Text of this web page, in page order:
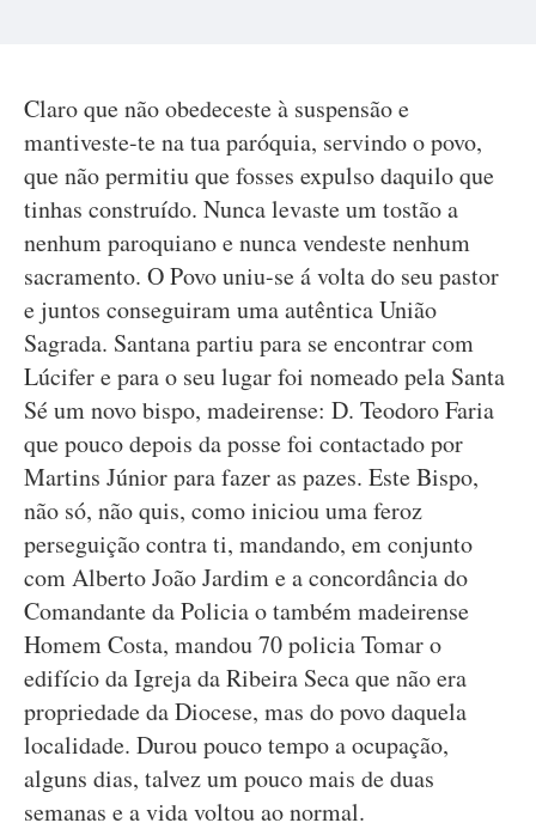
Claro que não obedeceste à suspensão e
mantiveste-te na tua paróquia, servindo o povo,
que não permitiu que fosses expulso daquilo que
tinhas construído. Nunca levaste um tostão a
nenhum paroquiano e nunca vendeste nenhum
sacramento. O Povo uniu-se á volta do seu pastor
e juntos conseguiram uma autêntica União
Sagrada. Santana partiu para se encontrar com
Lúcifer e para o seu lugar foi nomeado pela Santa
Sé um novo bispo, madeirense: D. Teodoro Faria
que pouco depois da posse foi contactado por
Martins Júnior para fazer as pazes. Este Bispo,
não só, não quis, como iniciou uma feroz
perseguição contra ti, mandando, em conjunto
com Alberto João Jardim e a concordância do
Comandante da Policia o também madeirense
Homem Costa, mandou 70 policia Tomar o
edifício da Igreja da Ribeira Seca que não era
propriedade da Diocese, mas do povo daquela
localidade. Durou pouco tempo a ocupação,
alguns dias, talvez um pouco mais de duas
semanas e a vida voltou ao normal.